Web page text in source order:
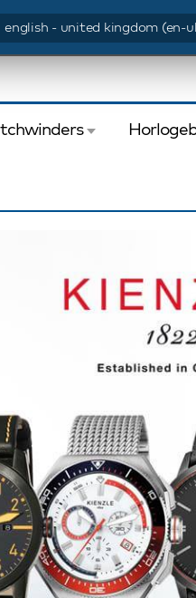
english - united kingdom (en-